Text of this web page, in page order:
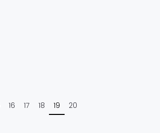
16 17 18 19 20